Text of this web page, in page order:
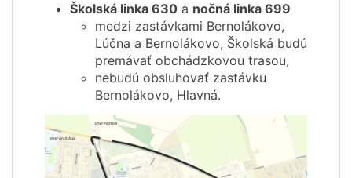
Školská linka 630 a nočná linka 699
medzi zastávkami Bernolákovo,
Lúčna a Bernolákovo, Školská budú
premávať obchádzkovou trasou,
nebudú obsluhovať zastávku
Bernolákovo, Hlavná.